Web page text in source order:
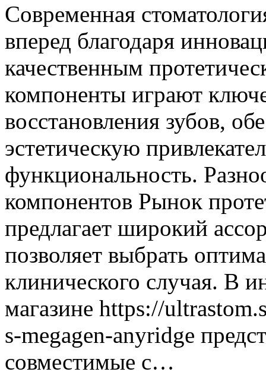
Современная
вперед благодаря
качественным
компоненты играют
восстановления зубов,
эстетическую
функциональность.
компонентов Рынок
предлагает широкий
позволяет выбрать
клинического случая. В
магазине https://
s-megagen-anyridge
совместимые с…